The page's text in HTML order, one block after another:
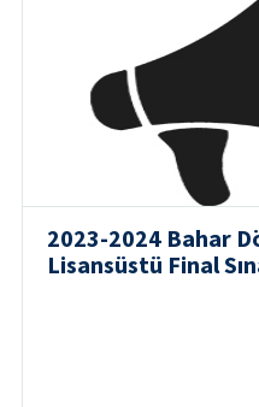
2023-2024 Bahar
Lisansüstü Final